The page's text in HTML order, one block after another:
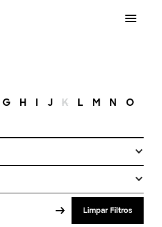
G H I J K L M N O
Limpar Filtros